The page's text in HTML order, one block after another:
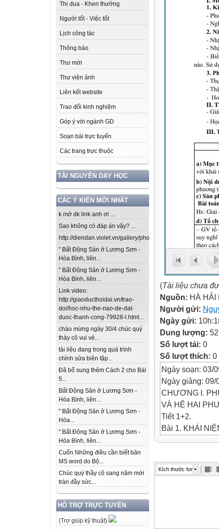
Thi đua - Khen thưởng
Người tốt - Việc tốt
Lịch công tác
Thông báo
Thư mời
Thư viện ảnh
Liên kết website
Trao đổi kinh nghiệm
Góp ý với ngành GD
Soạn bài trực tuyến
Các trang trực thuộc
TÀI NGUYÊN DẠY HỌC
CÁC Ý KIẾN MỚI NHẤT
k mở dk link anh ơi ...
Sao không có đáp án vậy? ...
http://diendan.violet.vn/gallery/photos/302...
" Bất Động Sản ở Lương Sơn -
Hòa Bình, liên...
" Bất Động Sản ở Lương Sơn -
Hòa Bình, liên...
Link video:
http://giaoducthoidai.vn/trao-
doi/hoc-nhu-the-nao-de-dat-
duoc-thanh-cong-79928-l.html...
chào mừng ngày 30/4 chúc quý
thày cô vui vẻ...
tài liệu đang trong quá trình
chỉnh sửa biên tập...
Đã bổ sung thêm Cách 2 cho Bài
5...
Bất Động Sản ở Lương Sơn -
Hòa Bình, liên...
" Bất Động Sản ở Lương Sơn -
Hòa...
" Bất Động Sản ở Lương Sơn -
Hòa Bình, liên...
Cuốn Những điều cần biết bản
MS word do Bộ...
Chúc quý thầy cô sang năm mới
tràn đầy sức...
HỖ TRỢ TRỰC TUYẾN
(Trợ giúp kỹ thuật)
(Tài liệu chưa
Nguồn: HÀ HẢI
Người gửi:
Ngày gửi:
Dung lượng:
Số lượt tải: 0
Số lượt thích: 0
Ngày soạn: 03/
Ngày giảng: 09/
CHƯƠNG I.
VÀ HỆ HAI
Tiết 1+2.
Bài 1. KHÁI
1. Kiến thức
- Phương trình
Kích thước font